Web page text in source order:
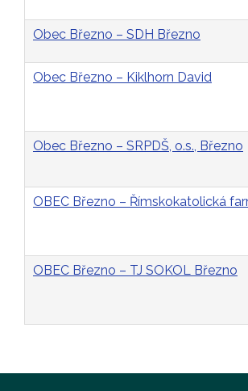
Obec Březno – SDH Březno
Obec Březno – Kiklhorn David
Obec Březno – SRPDŠ, o.s., Březno
OBEC Březno – Římskokatolická
OBEC Březno – TJ SOKOL Březno